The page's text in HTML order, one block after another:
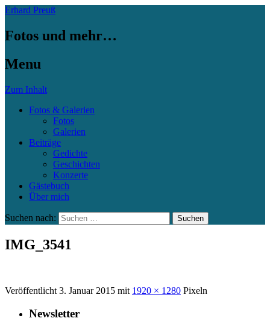
Erhard Preuß
Fotos und mehr…
Menu
Zum Inhalt
Fotos & Galerien
Fotos
Galerien
Beiträge
Gedichte
Geschichten
Konzerte
Gästebuch
Über mich
Suchen nach:
IMG_3541
Veröffentlicht 3. Januar 2015 mit 1920 × 1280 Pixeln
Newsletter